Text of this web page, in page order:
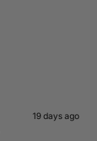
19 days ago